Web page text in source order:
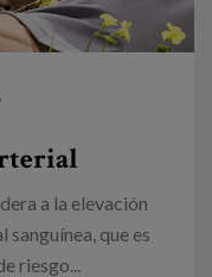
a la elevación
que es
riesgo...